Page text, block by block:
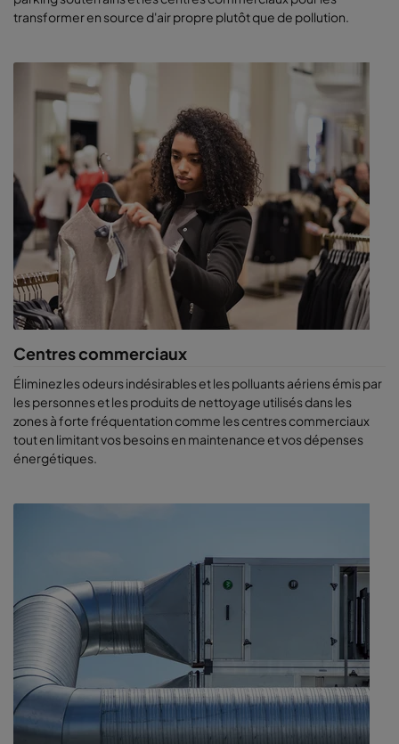
transformer en source d'air propre plutôt que de pollution.
Centres commerciaux
Éliminez les odeurs indésirables et les polluants aériens émis par
les personnes et les produits de nettoyage utilisés dans les
zones à forte fréquentation comme les centres commerciaux
tout en limitant vos besoins en maintenance et vos dépenses
énergétiques.